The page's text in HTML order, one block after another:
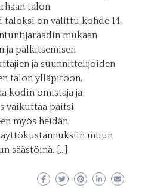
talon.
on valittu kohde 14,
mukaan
ja palkitsemisen
ja suunnittelijoiden
talon ylläpitoon.
kodin omistaja ja
vaikuttaa paitsi
myös heidän
muun
säästöinä. […]